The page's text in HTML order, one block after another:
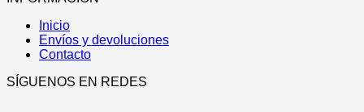
página
producto
opciones
pueden
en
Inicio
Envíos y devoluciones
Contacto
SÍGUENOS EN REDES